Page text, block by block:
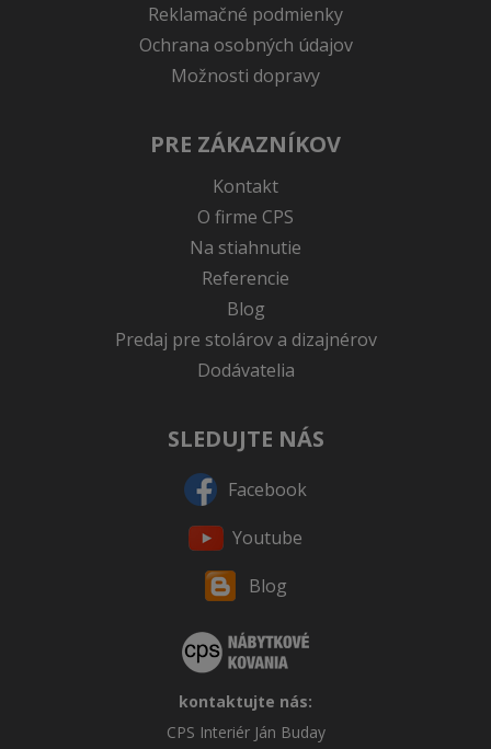
Reklamačné podmienky
Ochrana osobných údajov
Možnosti dopravy
PRE ZÁKAZNÍKOV
Kontakt
O firme CPS
Na stiahnutie
Referencie
Blog
Predaj pre stolárov a dizajnérov
Dodávatelia
SLEDUJTE NÁS
Facebook
Youtube
Blog
kontaktujte nás:
CPS Interiér Ján Buday